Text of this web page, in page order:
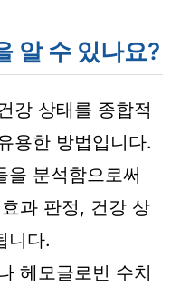
알 수 있나요?
강 상태를 종합적
용한 방법입니다.
을 분석함으로써
과 판정, 건강 상
니다.
헤모글로빈 수치